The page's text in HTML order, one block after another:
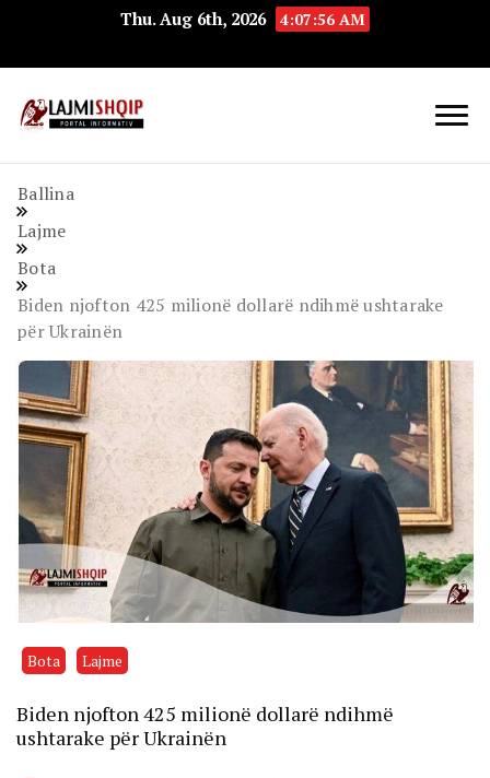
Thu. Aug 6th, 2026 4:07:57 AM
Ballina
Lajme
Bota
Biden njofton 425 milionë dollarë ndihmë ushtarake
për Ukrainën
Bota Lajme
Biden njofton 425 milionë dollarë ndihmë
ushtarake për Ukrainën